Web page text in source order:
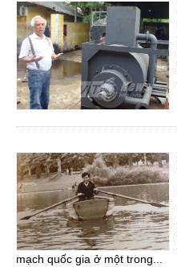
mạch quốc gia ở một trong...